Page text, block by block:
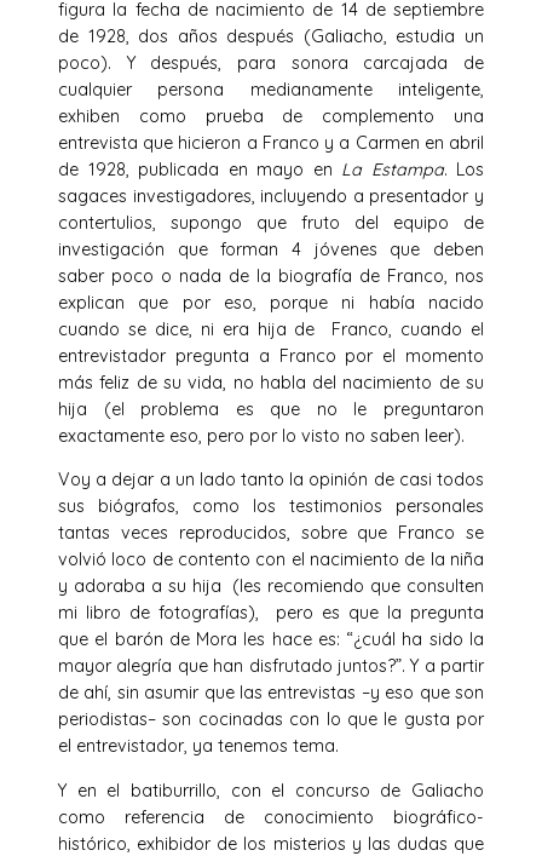
figura la fecha de nacimiento de 14 de septiembre
de 1928, dos años después (Galiacho, estudia un
poco). Y después, para sonora carcajada de
cualquier persona medianamente inteligente,
exhiben como prueba de complemento una
entrevista que hicieron a Franco y a Carmen en abril
de 1928, publicada en mayo en La Estampa. Los
sagaces investigadores, incluyendo a presentador y
contertulios, supongo que fruto del equipo de
investigación que forman 4 jóvenes que deben
saber poco o nada de la biografía de Franco, nos
explican que por eso, porque ni había nacido
cuando se dice, ni era hija de Franco, cuando el
entrevistador pregunta a Franco por el momento
más feliz de su vida, no habla del nacimiento de su
hija (el problema es que no le preguntaron
exactamente eso, pero por lo visto no saben leer).
Voy a dejar a un lado tanto la opinión de casi todos
sus biógrafos, como los testimonios personales
tantas veces reproducidos, sobre que Franco se
volvió loco de contento con el nacimiento de la niña
y adoraba a su hija (les recomiendo que consulten
mi libro de fotografías), pero es que la pregunta
que el barón de Mora les hace es: “¿cuál ha sido la
mayor alegría que han disfrutado juntos?”. Y a partir
de ahí, sin asumir que las entrevistas –y eso que son
periodistas– son cocinadas con lo que le gusta por
el entrevistador, ya tenemos tema.
Y en el batiburrillo, con el concurso de Galiacho
como referencia de conocimiento biográfico-
histórico, exhibidor de los misterios y las dudas que